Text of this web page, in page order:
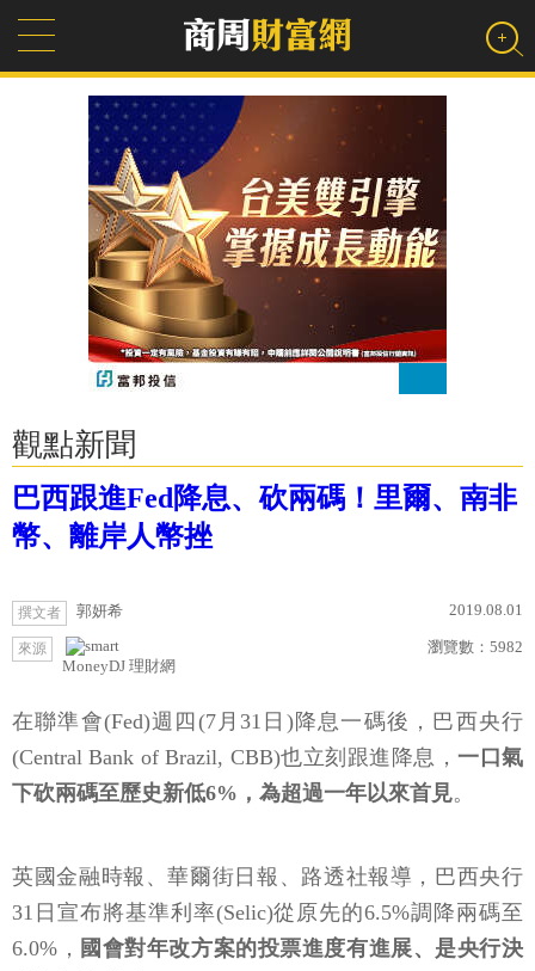
觀點新聞
巴西跟進Fed降息、砍兩碼！里爾、南非
幣、離岸人幣挫
撰文者 郭妍希 2019.08.01
來源
MoneyDJ 理財網
瀏覽數： 5982
在聯準會(Fed)週四(7月31日)降息一碼後，巴西央行
(Central Bank of Brazil, CBB)也立刻跟進降息，一口氣
下砍兩碼至歷史新低6%，為超過一年以來首見。
英國金融時報、華爾街日報、路透社報導，巴西央行
31日宣布將基準利率(Selic)從原先的6.5%調降兩碼至
6.0%， 國會對年改方案的投票進度有進展、是央行決